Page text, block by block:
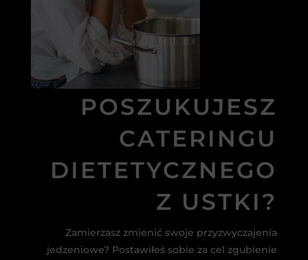
POSZUKUJESZ
CATERINGU
DIETETYCZNEGO
Z USTKI?
Zamierzasz zmienić swoje przyzwyczajenia
jedzeniowe? Postawiłeś sobie za cel zgubienie